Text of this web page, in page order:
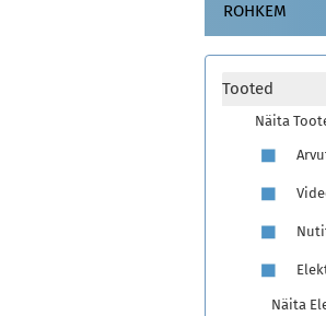
ROHKEM
Tooted
Näita
Näita